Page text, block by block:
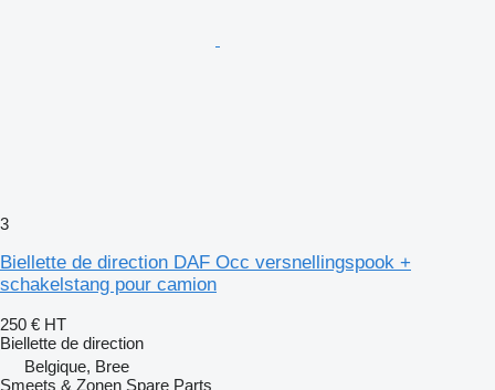
3
Biellette de direction DAF Occ versnellingspook +
schakelstang pour camion
250 € HT
Biellette de direction
Belgique, Bree
Smeets & Zonen Spare Parts